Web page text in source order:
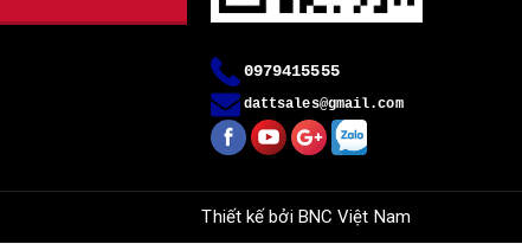
0979415555
dattsales@gmail.com
Thiết kế bởi BNC Việt Nam